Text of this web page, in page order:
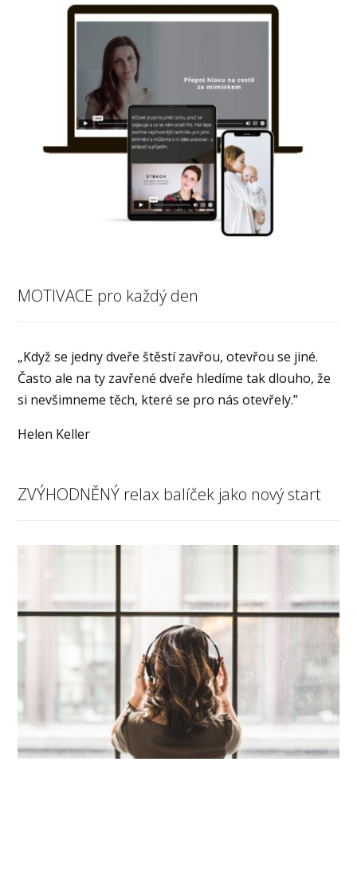
MOTIVACE pro každý den
„Když se jedny dveře štěstí zavřou, otevřou se jiné.
Často ale na ty zavřené dveře hledíme tak dlouho, že
si nevšimneme těch, které se pro nás otevřely.”
Helen Keller
ZVÝHODNĚNÝ relax balíček jako nový start